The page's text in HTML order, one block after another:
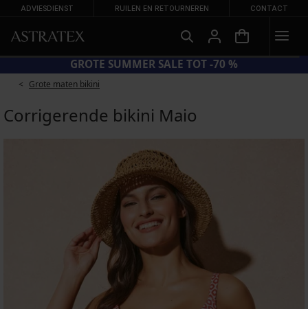
ADVIESDIENST RUILEN EN RETOURNEREN CONTACT
= EXTRA −20% OP AFGEPRIJSDE BADMODE
Grote maten bikini
Corrigerende bikini Maio